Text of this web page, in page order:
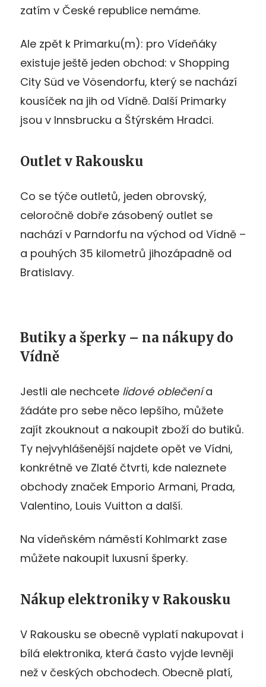
zatím v České republice nemáme.
Ale zpět k Primarku(m): pro Vídeňáky
existuje ještě jeden obchod: v Shopping
City Süd ve Vösendorfu, který se nachází
kousíček na jih od Vídně. Další Primarky
jsou v Innsbrucku a Štýrském Hradci.
Outlet v Rakousku
Co se týče outletů, jeden obrovský,
celoročně dobře zásobený outlet se
nachází v Parndorfu na východ od Vídně –
a pouhých 35 kilometrů jihozápadně od
Bratislavy.
Butiky a šperky – na nákupy do
Vídně
Jestli ale nechcete lidové oblečenía
žádáte pro sebe něco lepšího, můžete
zajít zkouknout a nakoupit zboží do butiků.
Ty nejvyhlášenější najdete opět ve Vídni,
konkrétně ve Zlaté čtvrti, kde naleznete
obchody značek Emporio Armani, Prada,
Valentino, Louis Vuitton a další.
Na vídeňském náměstí Kohlmarkt zase
můžete nakoupit luxusní šperky.
Nákup elektroniky v Rakousku
V Rakousku se obecně vyplatí nakupovat i
bílá elektronika, která často vyjde levněji
než v českých obchodech. Obecně platí,